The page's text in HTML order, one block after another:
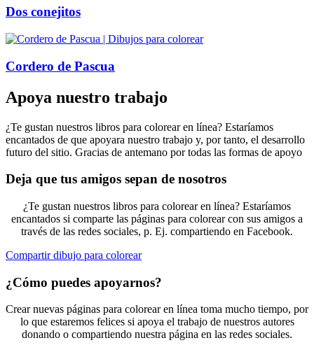
Dos conejitos
Cordero de Pascua
Apoya nuestro trabajo
¿Te gustan nuestros libros para colorear en línea? Estaríamos
encantados de que apoyara nuestro trabajo y, por tanto, el desarrollo
futuro del sitio. Gracias de antemano por todas las formas de apoyo
Deja que tus amigos sepan de nosotros
¿Te gustan nuestros libros para colorear en línea? Estaríamos
encantados si comparte las páginas para colorear con sus amigos a
través de las redes sociales, p. Ej. compartiendo en Facebook.
Compartir dibujo para colorear
¿Cómo puedes apoyarnos?
Crear nuevas páginas para colorear en línea toma mucho tiempo, por
lo que estaremos felices si apoya el trabajo de nuestros autores
donando o compartiendo nuestra página en las redes sociales.